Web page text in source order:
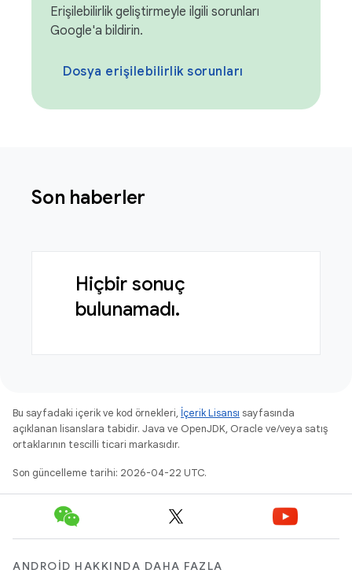
Erişilebilirlik geliştirmeyle ilgili sorunları
Google'a bildirin.
Dosya erişilebilirlik sorunları
Son haberler
Hiçbir sonuç
bulunamadı.
Bu sayfadaki içerik ve kod örnekleri, İçerik Lisansı sayfasında
açıklanan lisanslara tabidir. Java ve OpenJDK, Oracle ve/veya satış
ortaklarının tescilli ticari markasıdır.
Son güncelleme tarihi: 2026-04-22 UTC.
ANDROID HAKKINDA DAHA FAZLA